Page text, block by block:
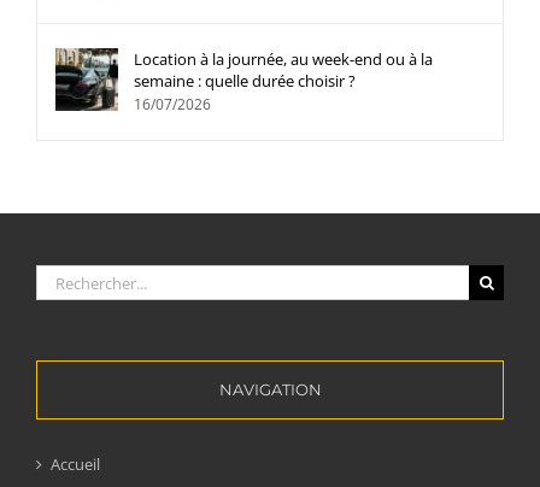
Location à la journée, au week-end ou à la
semaine : quelle durée choisir ?
16/07/2026
Rechercher:
NAVIGATION
Accueil